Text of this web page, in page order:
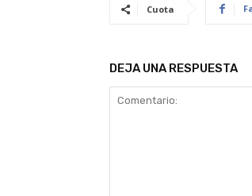
Cuota
DEJA UNA RESPUESTA